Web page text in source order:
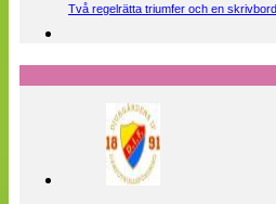
Två regelrätta triumfer och en